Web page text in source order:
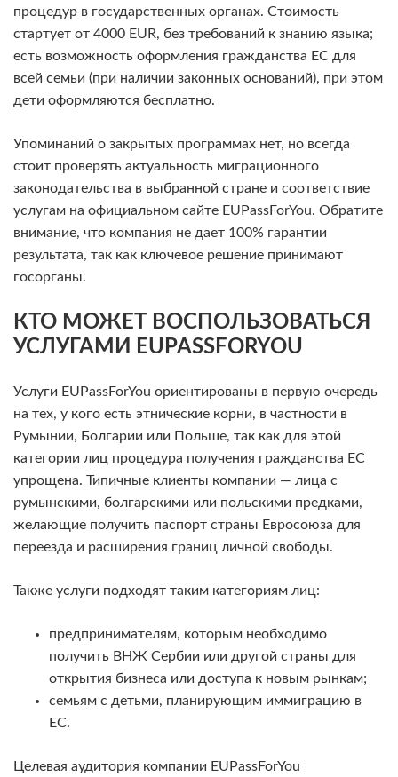
процедур в государственных органах. Стоимость
стартует от 4000 EUR, без требований к знанию языка;
есть возможность оформления гражданства ЕС для
всей семьи (при наличии законных оснований), при этом
дети оформляются бесплатно.
Упоминаний о закрытых программах нет, но всегда
стоит проверять актуальность миграционного
законодательства в выбранной стране и соответствие
услугам на официальном сайте EUPassForYou. Обратите
внимание, что компания не дает 100% гарантии
результата, так как ключевое решение принимают
госорганы.
КТО МОЖЕТ ВОСПОЛЬЗОВАТЬСЯ
УСЛУГАМИ EUPASSFORYOU
Услуги EUPassForYou ориентированы в первую очередь
на тех, у кого есть этнические корни, в частности в
Румынии, Болгарии или Польше, так как для этой
категории лиц процедура получения гражданства ЕС
упрощена. Типичные клиенты компании — лица с
румынскими, болгарскими или польскими предками,
желающие получить паспорт страны Евросоюза для
переезда и расширения границ личной свободы.
Также услуги подходят таким категориям лиц:
предпринимателям, которым необходимо
получить ВНЖ Сербии или другой страны для
открытия бизнеса или доступа к новым рынкам;
семьям с детьми, планирующим иммиграцию в
ЕС.
Целевая аудитория компании EUPassForYou